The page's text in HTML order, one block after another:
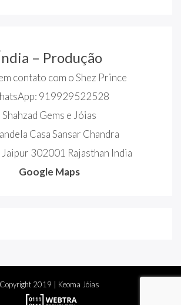
– Produção
contato com o Shez Prince
919929522528
Shahzad Gems e Jóias
Casa Sansar Chandra
Jaipur 302001 Rajasthan India
Google Maps
Copyright 2019 | Keoma Jóias